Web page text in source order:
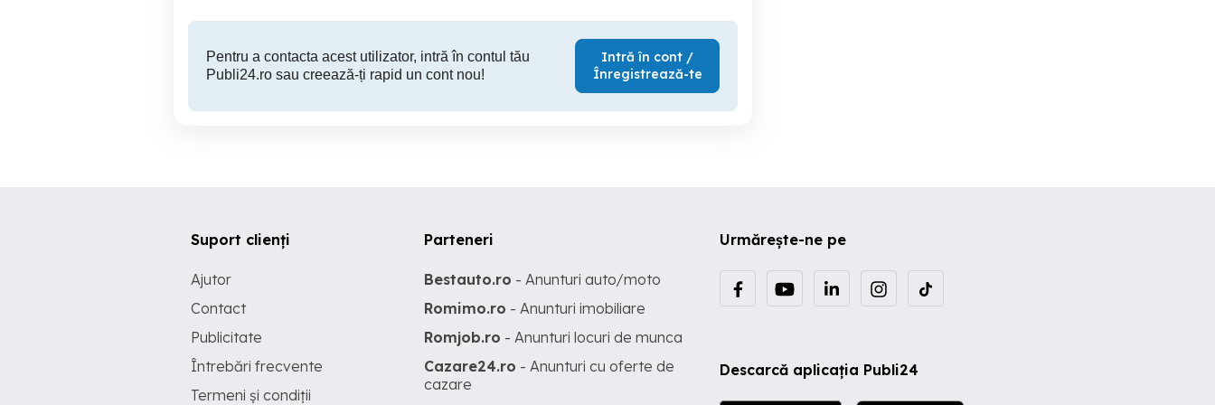
Pentru a contacta acest utilizator, intră în contul tău
Publi24.ro sau creează-ți rapid un cont nou!
Intră în cont /
Înregistrează-te
Urmărește-ne pe
Descarcă aplicația Publi24
Suport clienți
Ajutor
Contact
Publicitate
Întrebări frecvente
Termeni și condiții
Parteneri
Bestauto.ro - Anunturi auto/moto
Romimo.ro - Anunturi imobiliare
Romjob.ro - Anunturi locuri de munca
Cazare24.ro - Anunturi cu oferte de
cazare